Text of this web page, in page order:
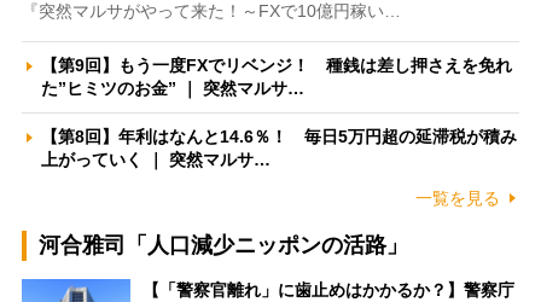
『突然マルサがやって来た！～FXで10億円稼い…
【第9回】もう一度FXでリベンジ！ 種銭は差し押さえを免れ
た”ヒミツのお金” ｜ 突然マルサ…
【第8回】年利はなんと14.6％！ 毎日5万円超の延滞税が積み
上がっていく ｜ 突然マルサ…
一覧を見る
河合雅司「人口減少ニッポンの活路」
【「警察官離れ」に歯止めはかかるか？】警察庁